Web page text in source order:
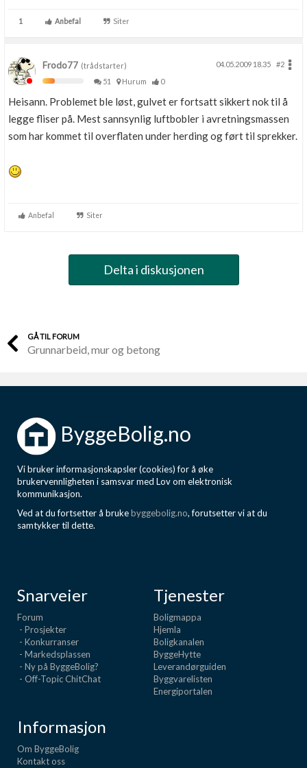
1 Anbefal Siter
Frodo77 (trådstarter) 04.05.2009 18.35
#2
51
Hurum 0
Heisann. Problemet ble løst, gulvet er fortsatt sikkert nok til å
legge fliser på. Mest sannsynlig luftbobler i avretningsmassen
som har kommet til overflaten under herding og ført til sprekker.
Anbefal Siter
Delta i diskusjonen
GÅ TIL FORUM
Grunnarbeid, mur og betong
ByggeBolig.no
Vi bruker informasjonskapsler (cookies) for å øke
brukervennligheten i samsvar med Lov om elektronisk
kommunikasjon.
Ved at du fortsetter å brukebyggebolig.no, forutsetter vi at du
samtykker til dette.
Snarveier
Forum
- Prosjekter
- Konkurranser
- Markedsplassen
- Ny på ByggeBolig?
- Off-Topic ChitChat
Tjenester
Boligmappa
Hjemla
Boligkanalen
ByggeHytte
Leverandørguiden
Byggvarelisten
Energiportalen
Informasjon
Om ByggeBolig
Kontakt oss